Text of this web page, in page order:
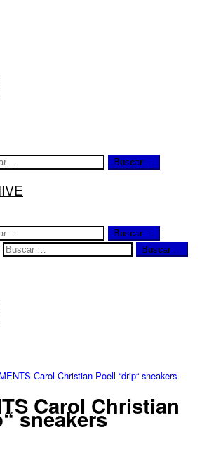
Buscar …
Buscar …
Buscar …
Carol Christian Poell “drip“ sneakers
Carol Christian
sneakers